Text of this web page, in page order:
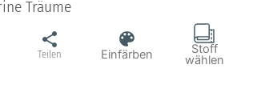
Träume
Teilen Einfärben Stoff
wählen